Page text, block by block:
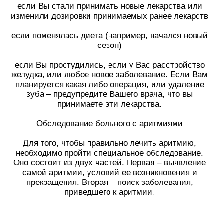
если Вы стали принимать новые лекарства или
изменили дозировки принимаемых ранее лекарств
если поменялась диета (например, начался новый
сезон)
если Вы простудились, если у Вас расстройство
желудка, или любое новое заболевание. Если Вам
планируется какая либо операция, или удаление
зуба – предупредите Вашего врача, что вы
принимаете эти лекарства.
Обследование больного с аритмиями
Для того, чтобы правильно лечить аритмию,
необходимо пройти специальное обследование.
Оно состоит из двух частей. Первая – выявление
самой аритмии, условий ее возникновения и
прекращения. Вторая – поиск заболевания,
приведшего к аритмии.